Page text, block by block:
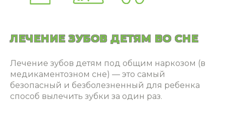
ЛЕЧЕНИЕ ЗУБОВ ДЕТЯМ ВО СНЕ
Лечение зубов детям под общим наркозом (в
медикаментозном сне) — это самый
безопасный и безболезненный для ребенка
способ вылечить зубки за один раз.